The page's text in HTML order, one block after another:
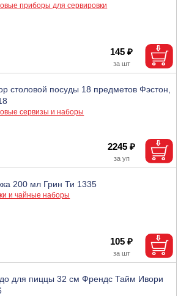
приборы для сервировки
145 ₽
столовой посуды 18 предметов Фэстон,
сервизы и наборы
2245 ₽
200 мл Грин Ти 1335
и чайные наборы
105 ₽
для пиццы 32 см Френдс Тайм Ивори